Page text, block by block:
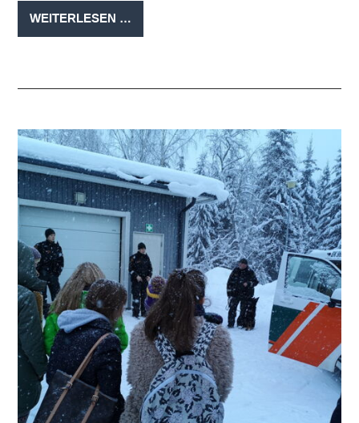
WEITERLESEN …
FRÜHSTÜCK